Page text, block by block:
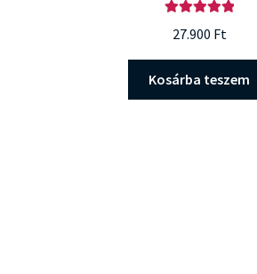
27.900 Ft
Kosárba teszem